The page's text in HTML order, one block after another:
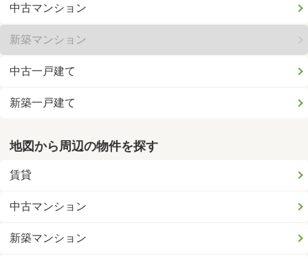
中古マンション
新築マンション
中古一戸建て
新築一戸建て
地図から周辺の物件を探す
賃貸
中古マンション
新築マンション